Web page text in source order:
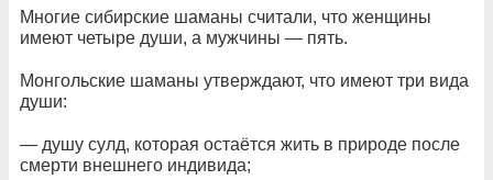
Многие сибирские шаманы считали, что женщины
имеют четыре души, а мужчины — пять.
Монгольские шаманы утверждают, что имеют три вида
души:
— душу сулд, которая остаётся жить в природе после
смерти внешнего индивида;